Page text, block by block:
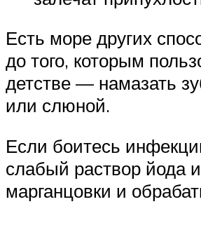
Есть море других
до того, которым
детстве — намазать
или слюной.
Если боитесь
слабый раствор йода
марганцовки и